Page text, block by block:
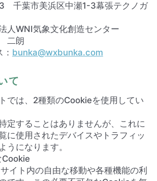
千葉市美浜区中瀬1-3幕張テクノガ
人WNI気象文化創造センター
二朗
bunka@wxbunka.com
て
では、2種類のCookieを使用してい
定することはありませんが、これに
に使用されたデバイスやトラフィッ
うになります。
Cookie
イト内の自由な移動や各種機能の利